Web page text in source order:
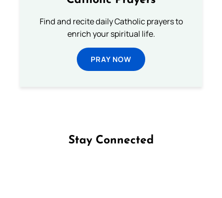
Find and recite daily Catholic prayers to
enrich your spiritual life.
PRAY NOW
Stay Connected